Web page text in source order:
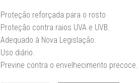
Proteção reforçada para o rosto
Proteção contra raios UVA e UVB.
Adequado à Nova Legislação.
Uso diário.
Previne contra o envelhecimento precoce.